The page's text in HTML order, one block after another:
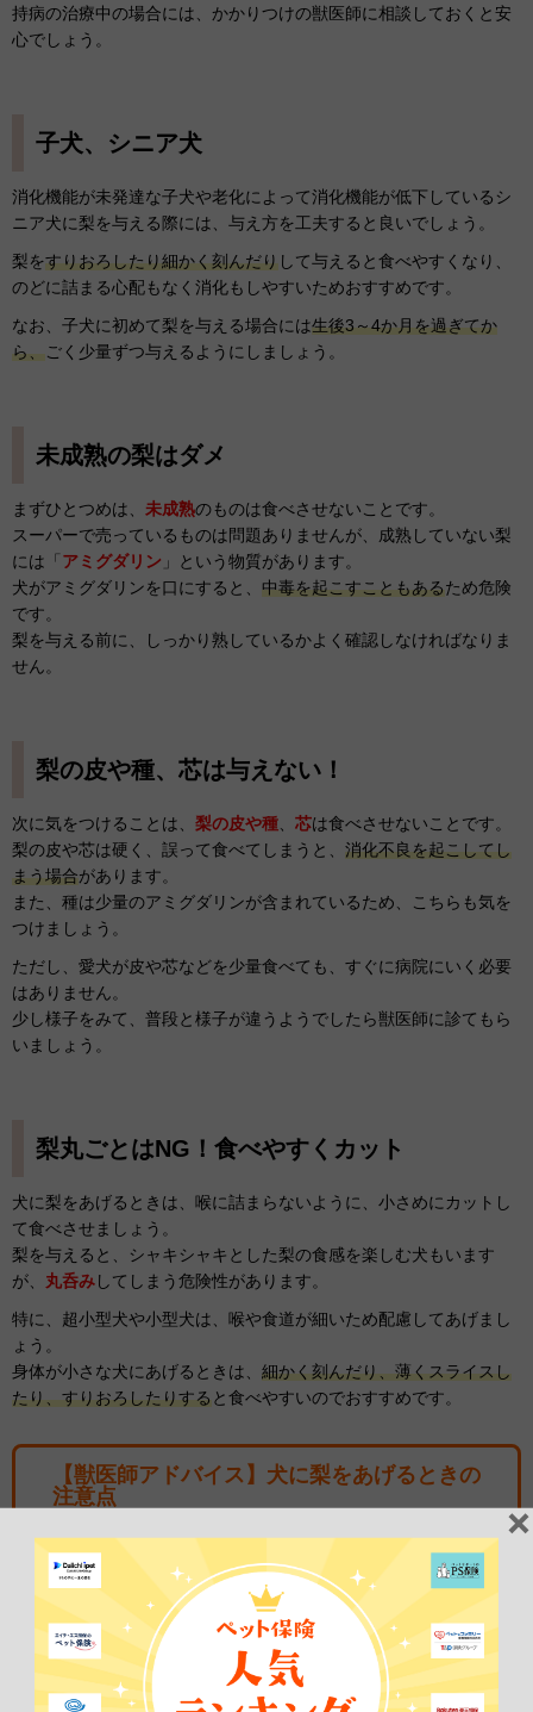
持病の治療中の場合には、かかりつけの獣医師に相談しておくと安
心でしょう。
子犬、シニア犬
消化機能が未発達な子犬や老化によって消化機能が低下しているシ
ニア犬に梨を与える際には、与え方を工夫すると良いでしょう。
梨をすりおろしたり細かく刻んだりして与えると食べやすくなり、
のどに詰まる心配もなく消化もしやすいためおすすめです。
なお、子犬に初めて梨を与える場合には生後3～4か月を過ぎてか
ら、ごく少量ずつ与えるようにしましょう。
未成熟の梨はダメ
まずひとつめは、 未成熟のものは食べさせないことです。
スーパーで売っているものは問題ありませんが、成熟していない梨
には「 アミグダリン 」という物質があります。
犬がアミグダリンを口にすると、 中毒を起こすこともあるため危険
です。
梨を与える前に、しっかり熟しているかよく確認しなければなりま
せん。
梨の皮や種、芯は与えない！
次に気をつけることは、 梨の皮や種、 芯は食べさせないことです。
梨の皮や芯は硬く、誤って食べてしまうと、 消化不良を起こしてし
まう場合があります。
また、種は少量のアミグダリンが含まれているため、こちらも気を
つけましょう。
ただし、愛犬が皮や芯などを少量食べても、すぐに病院にいく必要
はありません。
少し様子をみて、普段と様子が違うようでしたら獣医師に診てもら
いましょう。
梨丸ごとはNG！食べやすくカット
犬に梨をあげるときは、喉に詰まらないように、小さめにカットし
て食べさせましょう。
梨を与えると、シャキシャキとした梨の食感を楽しむ犬もいます
が、 丸呑みしてしまう危険性があります。
特に、超小型犬や小型犬は、喉や食道が細いため配慮してあげまし
ょう。
身体が小さな犬にあげるときは、 細かく刻んだり、薄くスライスし
たり、すりおろしたりすると食べやすいのでおすすめです。
【獣医師アドバイス】犬に梨をあげるときの
注意点
犬に梨を与える際には、梨の大きさにも注意が必要です。私
たちが普段食べているような「くし切り」のまま与えてしま
うと、大きいサイズのまま丸のみしてしまい、のどに詰まる
リスク（食道梗塞）があります。梨の形状は、すりおろしや
細かい角切り、スライスなどがおすすめです。